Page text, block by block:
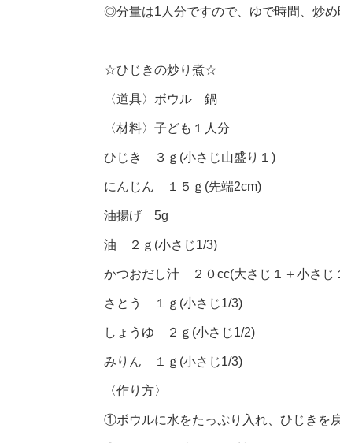
◎分量は1人分ですので、ゆで時間、炒め
☆ひじきの炒り煮☆
〈道具〉ボウル 鍋
〈材料〉子ども１人分
ひじき ３ｇ(小さじ山盛り１)
にんじん １５ｇ(先端2cm)
油揚げ 5g
油 ２ｇ(小さじ1/3)
かつおだし汁 ２０cc(大さじ１＋小さじ
さとう １ｇ(小さじ1/3)
しょうゆ ２ｇ(小さじ1/2)
みりん １ｇ(小さじ1/3)
〈作り方〉
①ボウルに水をたっぷり入れ、ひじきを